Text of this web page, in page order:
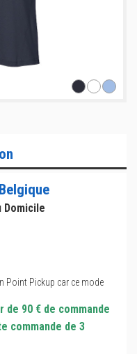
Domicile
Point Pickup car ce mode
de 90 € de commande
commande de 3